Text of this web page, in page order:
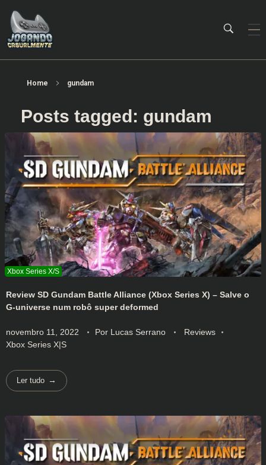
Home gundam
Posts tagged: gundam
Review SD Gundam Battle Alliance (Xbox Series X) – Salve o
G-universe num robô super deformed
novembro 11, 2022 Por Lucas Serrano
Reviews
Xbox Series X|S
Ler tudo